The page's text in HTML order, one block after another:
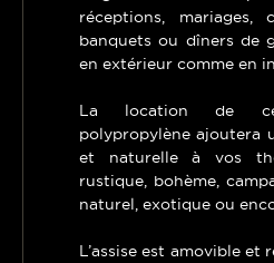
réceptions, mariages,
banquets ou dîners de
en extérieur comme en
La location de
polypropylène ajoutera
et naturelle à vos
rustique, bohème,
naturel, exotique ou
L’assise est amovible et